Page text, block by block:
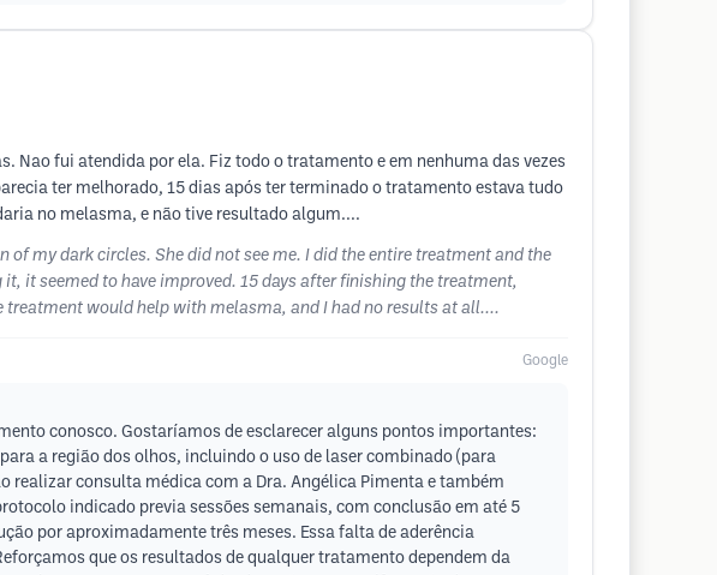
fui atendida por ela. Fiz todo o tratamento e em nenhuma das vezes
ter melhorado, 15 dias após ter terminado o tratamento estava tudo
no melasma, e não tive resultado algum....
my dark circles. She did not see me. I did the entire treatment and the
it seemed to have improved. 15 days after finishing the treatment,
would help with melasma, and I had no results at all....
Google
conosco. Gostaríamos de esclarecer alguns pontos importantes:
a região dos olhos, incluindo o uso de laser combinado (para
realizar consulta médica com a Dra. Angélica Pimenta e também
indicado previa sessões semanais, com conclusão em até 5
por aproximadamente três meses. Essa falta de aderência
que os resultados de qualquer tratamento dependem da